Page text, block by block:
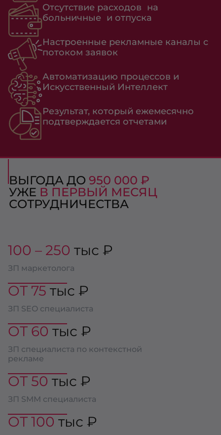
Отсутствие расходов на
больничные и отпуска
Настроенные рекламные каналы с
потоком заявок
Автоматизацию процессов и
Искусственный Интеллект
Результат, который ежемесячно
подтверждается отчетами
ВЫГОДА ДО 950 000 ₽
УЖЕ В ПЕРВЫЙ МЕСЯЦ
СОТРУДНИЧЕСТВА
100 – 250 тыс ₽
ЗП маркетолога
ОТ 75 тыс ₽
ЗП SEO специалиста
ОТ 60 тыс ₽
ЗП специалиста по контекстной
рекламе
ОТ 50 тыс ₽
ЗП SMM специалиста
ОТ 100 тыс ₽